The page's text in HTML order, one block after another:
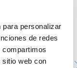
personalizar
de redes
sitio web con